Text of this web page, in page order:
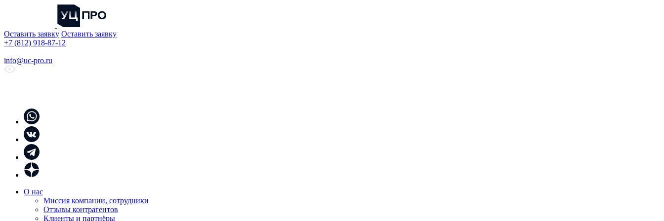
Оставить заявку Оставить заявку
+7 (812) 918-87-12
info@uc-pro.ru
О нас
Миссия компании, сотрудники
Отзывы контрагентов
Клиенты и партнёры